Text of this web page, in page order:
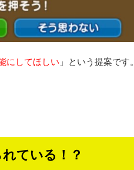
にしてほしい 」という提案です。
ている！？